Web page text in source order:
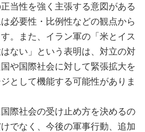
当性を強く主張する意図がある
必要性・比例性などの観点から
。また、イラン軍の「米とイス
ない」という表明は、対立の対
や国際社会に対して緊張拡大を
として機能する可能性がありま
際社会の受け止め方を決めるの
でなく、今後の軍事行動、追加